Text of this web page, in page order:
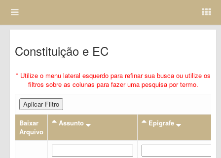
Constituição e EC
* Utilize o menu lateral esquerdo para refinar sua busca ou utilize os
filtros sobre as colunas para fazer uma pesquisa por termo.
Aplicar Filtro
Baixar
Arquivo
Assunto Epigrafe